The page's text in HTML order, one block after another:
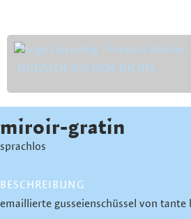
NÜTZLICH AUS DEM NICHTS
miroir-gratin
sprachlos
BESCHREIBUNG
emaillierte gusseienschüssel von tante